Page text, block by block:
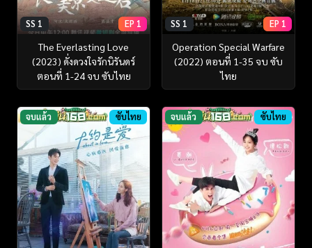
SS 1 EP 1
The Everlasting Love
(2023) ดั่งดวงใจรักนิรันดร์
ตอนที่ 1-24 จบ ซับไทย
SS 1 EP 1
Operation Special Warfare
(2022) ตอนที่ 1-35 จบ ซับ
ไทย
จบแล้ว ซับไทย จบแล้ว ซับไทย